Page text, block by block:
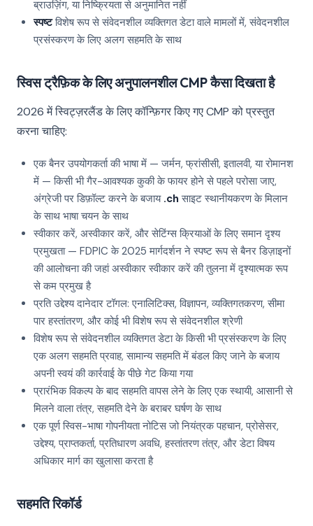
ब्राउज़िंग, या निष्क्रियता से अनुमानित नहीं
स्पष्टविशेष रूप से संवेदनशील व्यक्तिगत डेटा वाले मामलों में, संवेदनशील
प्रसंस्करण के लिए अलग सहमति के साथ
स्विस ट्रैफ़िक के लिए अनुपालनशील CMP कैसा दिखता है
2026 में स्विट्ज़रलैंड के लिए कॉन्फ़िगर किए गए CMP को प्रस्तुत
करना चाहिए:
एक बैनर उपयोगकर्ता की भाषा में — जर्मन, फ्रांसीसी, इतालवी, या रोमानश
में — किसी भी गैर-आवश्यक कुकी के फायर होने से पहले परोसा जाए,
अंग्रेजी पर डिफ़ॉल्ट करने के बजाय .ch साइट स्थानीयकरण के मिलान
के साथ भाषा चयन के साथ
स्वीकार करें, अस्वीकार करें, और सेटिंग्स क्रियाओं के लिए समान दृश्य
प्रमुखता — FDPIC के 2025 मार्गदर्शन ने स्पष्ट रूप से बैनर डिज़ाइनों
की आलोचना की जहां अस्वीकार स्वीकार करें की तुलना में दृश्यात्मक रूप
से कम प्रमुख है
प्रति उद्देश्य दानेदार टॉगल: एनालिटिक्स, विज्ञापन, व्यक्तिगतकरण, सीमा
पार हस्तांतरण, और कोई भी विशेष रूप से संवेदनशील श्रेणी
विशेष रूप से संवेदनशील व्यक्तिगत डेटा के किसी भी प्रसंस्करण के लिए
एक अलग सहमति प्रवाह, सामान्य सहमति में बंडल किए जाने के बजाय
अपनी स्वयं की कार्रवाई के पीछे गेट किया गया
प्रारंभिक विकल्प के बाद सहमति वापस लेने के लिए एक स्थायी, आसानी से
मिलने वाला तंत्र, सहमति देने के बराबर घर्षण के साथ
एक पूर्ण स्विस-भाषा गोपनीयता नोटिस जो नियंत्रक पहचान, प्रोसेसर,
उद्देश्य, प्राप्तकर्ता, प्रतिधारण अवधि, हस्तांतरण तंत्र, और डेटा विषय
अधिकार मार्ग का खुलासा करता है
सहमति रिकॉर्ड